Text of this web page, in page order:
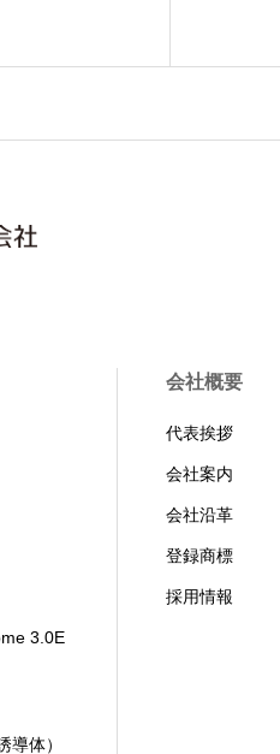
3.0E
体）
会社概要
代表挨拶
会社案内
会社沿革
登録商標
採用情報